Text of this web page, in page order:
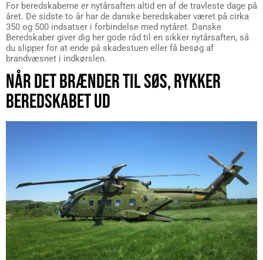
For beredskaberne er nytårsaften altid en af de travleste dage på
året. De sidste to år har de danske beredskaber været på cirka
350 og 500 indsatser i forbindelse med nytåret. Danske
Beredskaber giver dig her gode råd til en sikker nytårsaften, så
du slipper for at ende på skadestuen eller få besøg af
brandvæsnet i indkørslen.
NÅR DET BRÆNDER TIL SØS, RYKKER
BEREDSKABET UD